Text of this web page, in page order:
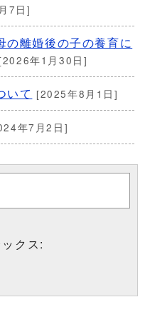
7日]
の離婚後の子の養育に
年1月30日]
いて [2025年8月1日]
年7月2日]
クス: